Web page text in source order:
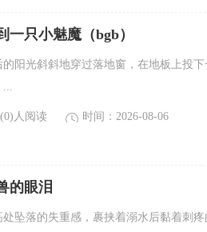
一只小魅魔（bgb）
的阳光斜斜地穿过落地窗，在地板上投
...
(0)人阅读 时间：2026-08-06
的眼泪
处坠落的失重感，裹挟着溺水后黏着刺